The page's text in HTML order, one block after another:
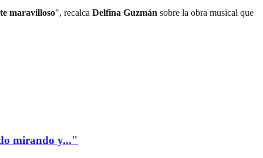
maravilloso", recalca Delfina Guzmán sobre la obra musical que
mirando y..."